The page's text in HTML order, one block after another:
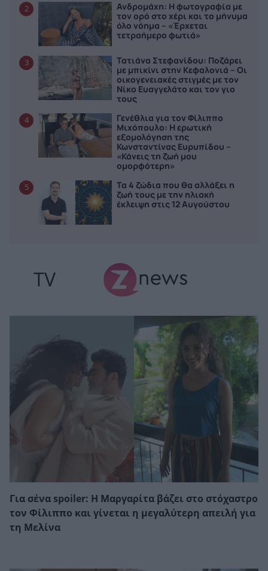
2
Ανδρομάχη: Η φωτογραφία με
τον ορό στο χέρι και το μήνυμα
όλο νόημα – «Έρχεται
τετραήμερο φωτιά»
3
Τατιάνα Στεφανίδου: Ποζάρει
με μπικίνι στην Κεφαλονιά – Οι
οικογενειακές στιγμές με τον
Νίκο Ευαγγελάτο και τον γιο
τους
4
Γενέθλια για τον Φίλιππο
Μιχόπουλο: Η ερωτική
εξομολόγηση της
Κωνσταντίνας Ευρυπίδου –
«Κάνεις τη ζωή μου
ομορφότερη»
5
Τα 4 ζώδια που θα αλλάξει η
ζωή τους με την ηλιακή
έκλειψη στις 12 Αυγούστου
TV
Για σένα spoiler: Η Μαργαρίτα βάζει στο στόχαστρο
τον Φίλιππο και γίνεται η μεγαλύτερη απειλή για
τη Μελίνα